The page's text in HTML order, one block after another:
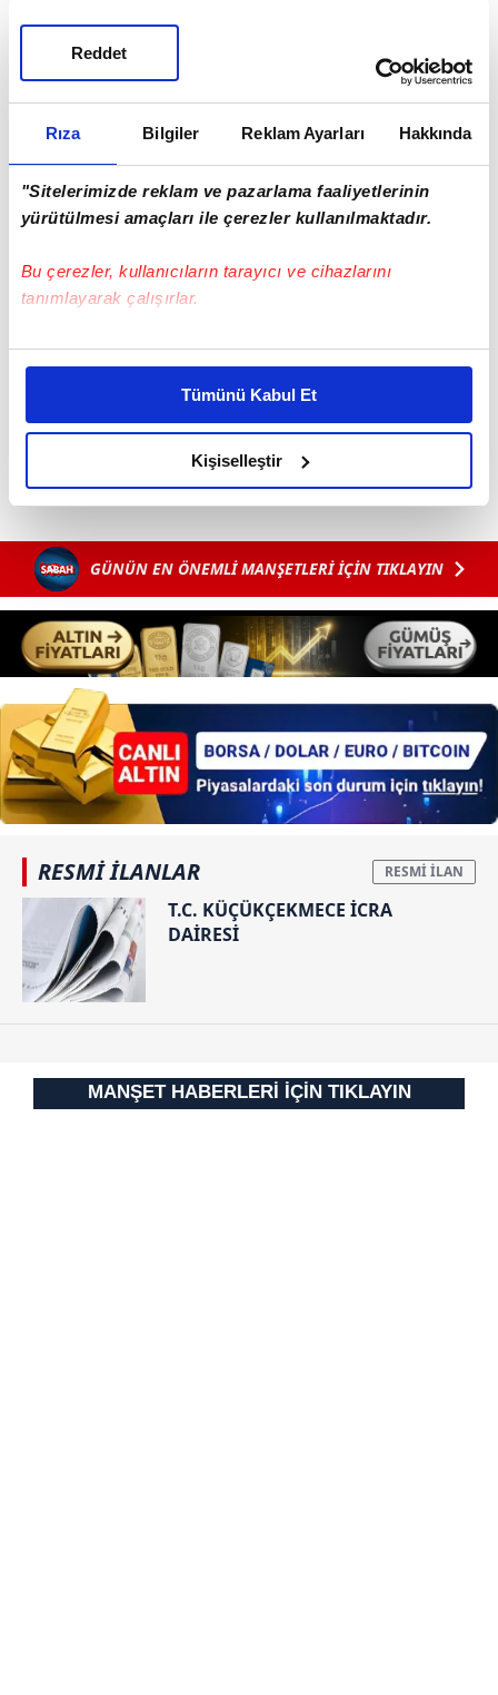
Rıza Bilgiler Reklam Ayarları Hakkında
"Sitelerimizde reklam ve pazarlama faaliyetlerinin
yürütülmesi amaçları ile çerezler kullanılmaktadır.
Bu çerezler, kullanıcıların tarayıcı ve cihazlarını
tanımlayarak çalışırlar.
Bu çerezlere izin vermeniz halinde sizlere özel
daha iyi reklam deneyimi yaşatabiliriz. Bunu yaparken
amacımızın size daha iyi bir reklam deneyimi sunmak
olduğunu ve sizlere en iyi içerikleri sunabilmek adına
elimizden gelen çabayı gösterdiğimizi ve bu noktada,
reklamların maliyetlerimizi karşılamak noktasında tek gelir
kalemimiz olduğunu sizlere hatırlatmak isteriz.
Her halükârda, kullanıcılar, bu çerezlere izin vermedikleri
takdirde, kullanıcılara hedefli reklamlar
gösterilmeyecektir."
Sizlere daha iyi bir hizmet sunabilmek için İnternet
Sitemizde kendimize ve üçüncü kişilere ait çerezler
kullanılmaktadır. Bu çerezler vasıtasıyla çeşitli kişisel
verileriniz işlenmekte olup gerekli olan çerezler bilgi
toplumu hizmetlerinin sunulması amacıyla
kılınması ve kişiselleştirilmesi ve sizlere yönelik
reklam/pazarlama faaliyetlerinin yapılması, amaçlarıyla
sınırlı olarak açık rızanız dahilinde kullanılacaktır.
Çerezlere ilişkin tercihlerinizi aşağıda yer alan panel
vasıtasıyla belirleyebilirsiniz. Çerezlere ilişkin detaylı bilgi
için Ayarlar butonuna tıklayabilir,Çerez Bilgilendirme
6698 sayılı Kişisel Verilerin Korunması Kanunu uyarınca
Tümünü Kabul Et
Kişiselleştir
Reddet
GÜNÜN EN ÖNEMLİ MANŞETLERİ İÇİN TIKLAYIN
RESMİ İLANLAR
T.C. KÜÇÜKÇEKMECE İCRA
DAİRESİ
MANŞET HABERLERİ İÇİN TIKLAYIN